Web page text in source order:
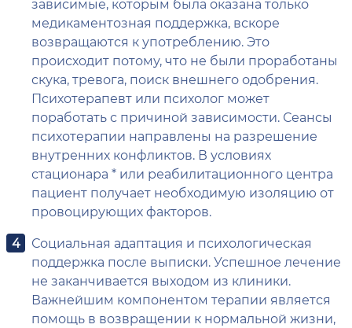
зависимые, которым была оказана только
медикаментозная поддержка, вскоре
возвращаются к употреблению. Это
происходит потому, что не были проработаны
скука, тревога, поиск внешнего одобрения.
Психотерапевт или психолог может
поработать с причиной зависимости. Сеансы
психотерапии направлены на разрешение
внутренних конфликтов. В условиях
стационара * или реабилитационного центра
пациент получает необходимую изоляцию от
провоцирующих факторов.
Социальная адаптация и психологическая
поддержка после выписки. Успешное лечение
не заканчивается выходом из клиники.
Важнейшим компонентом терапии является
помощь в возвращении к нормальной жизни,